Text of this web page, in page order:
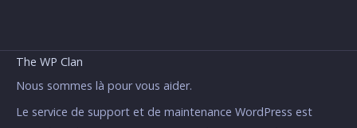
The WP Clan
Nous sommes là pour vous aider.
Le service de support et de maintenance WordPress est